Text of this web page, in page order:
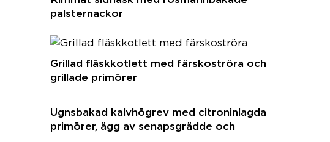
palsternackor
Grillad fläskkotlett med färskoströra och
grillade primörer
Ugnsbakad kalvhögrev med citroninlagda
primörer, ägg av senapsgrädde och